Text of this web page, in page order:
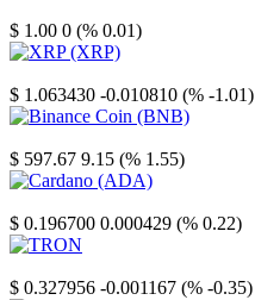
$ 1.00 0 (% 0.01)
$ 1.063430 -0.010810 (% -1.01)
$ 597.67 9.15 (% 1.55)
$ 0.196700 0.000429 (% 0.22)
$ 0.327956 -0.001167 (% -0.35)